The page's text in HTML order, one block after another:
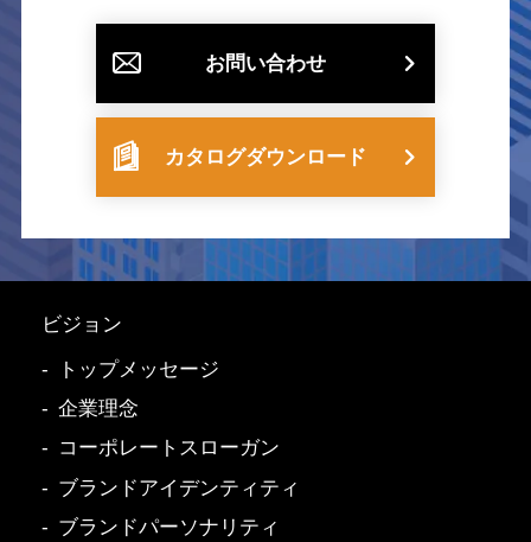
お問い合わせ
カタログダウンロード
ビジョン
トップメッセージ
企業理念
コーポレートスローガン
ブランドアイデンティティ
ブランドパーソナリティ